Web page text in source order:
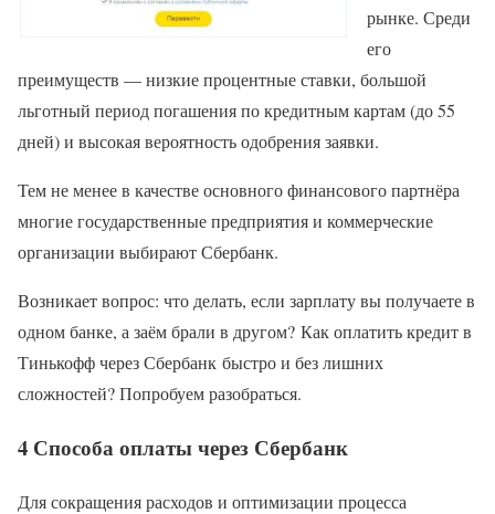
рынке. Среди
его
преимуществ — низкие процентные ставки, большой
льготный период погашения по кредитным картам (до 55
дней) и высокая вероятность одобрения заявки.
Тем не менее в качестве основного финансового партнёра
многие государственные предприятия и коммерческие
организации выбирают Сбербанк.
Возникает вопрос: что делать, если зарплату вы получаете в
одном банке, а заём брали в другом? Как оплатить кредит в
Тинькофф через Сбербанк быстро и без лишних
сложностей? Попробуем разобраться.
4 Способа оплаты через Сбербанк
Для сокращения расходов и оптимизации процесса